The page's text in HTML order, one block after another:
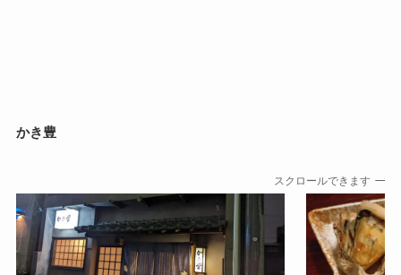
かき豊
スクロールできます